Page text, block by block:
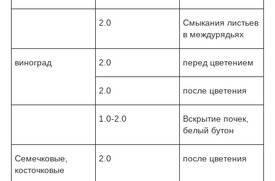
2.0
Смыкания листьев
в междурядьях
виноград 2.0 перед цветением
2.0 после цветения
1.0-2.0
Вскрытие почек,
белый бутон
Семечковые,
косточковые
2.0 после цветения